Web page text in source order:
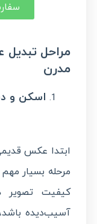
مراحل
مدرن
اسکن و
ابتدا عکس
مرحله بسیار
کیفیت تصویر
آسیب‌دیده